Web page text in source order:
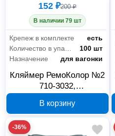
152 ₽200 ₽
В наличии 79 шт
Крепеж в комплекте
есть
100 шт
Назначение
для вагонки
Кляймер РемоКолор №2
710-3032,
гвоздями, 100 шт
В корзину
-36%